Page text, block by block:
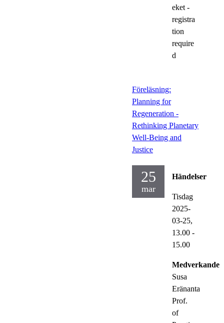
eket -
registra
tion
require
d
Föreläsning:
Planning for
Regeneration -
Rethinking Planetary
Well-Being and
Justice
25
mar
Händelser
Tisdag
2025-
03-25,
13.00 -
15.00
Medverkande:
Susa
Eränanta
Prof.
of